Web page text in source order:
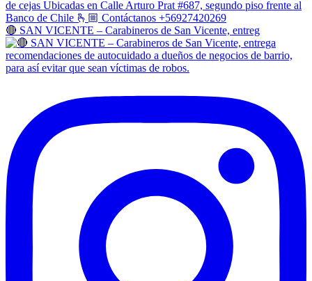
🔴 SAN VICENTE – Carabineros de San Vicente, entreg